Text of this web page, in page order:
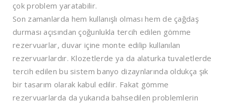
çok problem yaratabilir.
Son zamanlarda hem kullanışlı olması hem de çağdaş
durması açısından çoğunlukla tercih edilen gömme
rezervuarlar, duvar içine monte edilip kullanılan
rezervuarlardır. Klozetlerde ya da alaturka tuvaletlerde
tercih edilen bu sistem banyo dizaynlarında oldukça şık
bir tasarım olarak kabul edilir. Fakat gömme
rezervuarlarda da yukarıda bahsedilen problemlerin